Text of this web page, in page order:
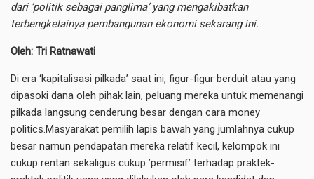
dari ’politik sebagai panglima’ yang mengakibatkan
terbengkelainya pembangunan ekonomi sekarang ini.
Oleh: Tri Ratnawati
Di era ‘kapitalisasi pilkada’ saat ini, figur-figur berduit atau yang
dipasoki dana oleh pihak lain, peluang mereka untuk memenangi
pilkada langsung cenderung besar dengan cara money
politics.Masyarakat pemilih lapis bawah yang jumlahnya cukup
besar namun pendapatan mereka relatif kecil, kelompok ini
cukup rentan sekaligus cukup ’permisif’ terhadap praktek-